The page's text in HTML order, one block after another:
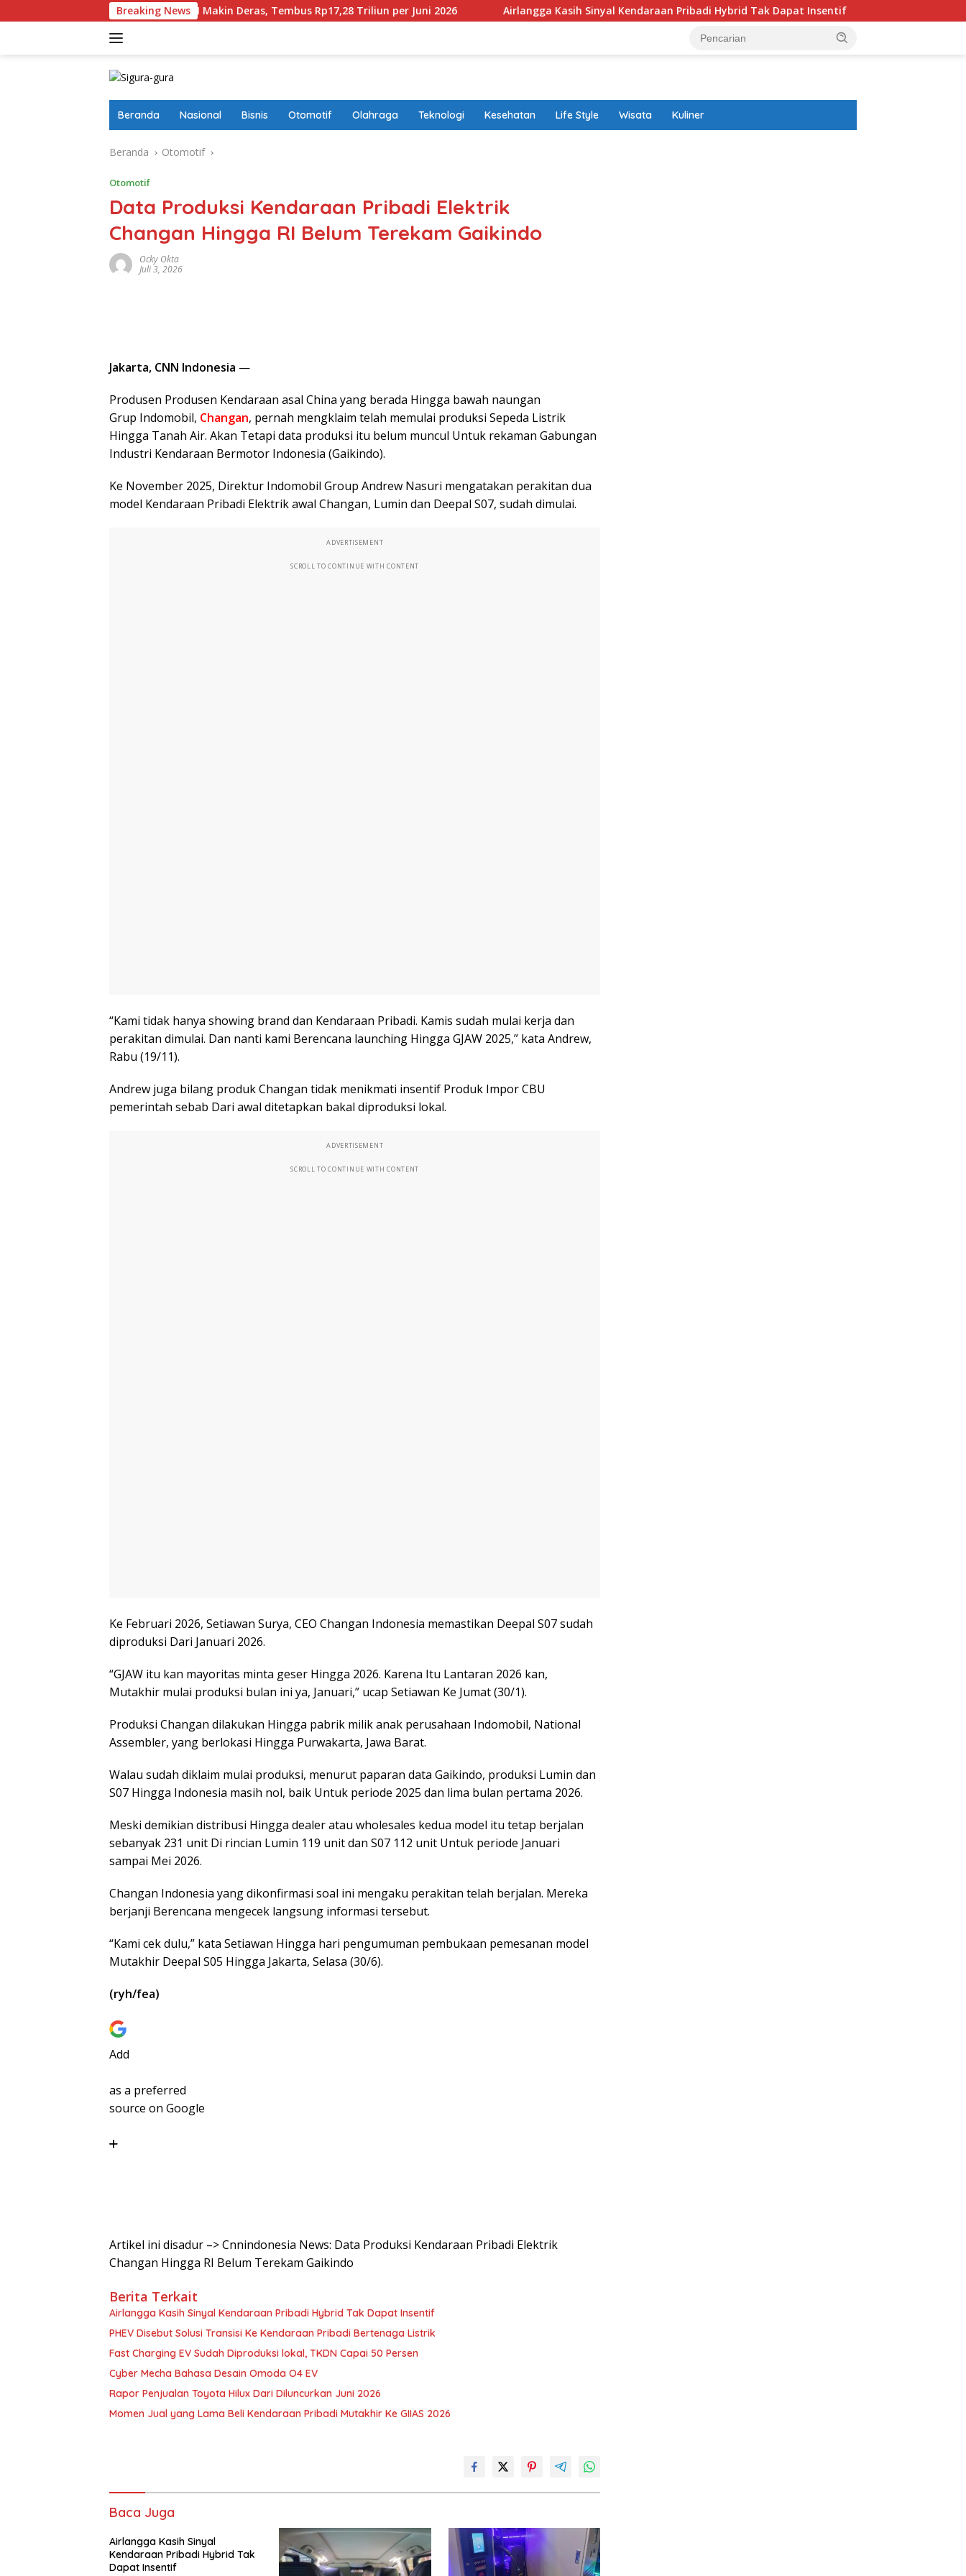
ke
Breaking News
Masuk Ke Pinjol RI Makin Deras, Tembus Rp17,28 Triliun per Juni 2026 Airlangga Kasih Sinyal Kendaraan Pribadi Hybrid Tak Dapat Insentif Ranking FIFA Timpilihan
Beranda Nasional Bisnis Otomotif Olahraga Teknologi Kesehatan Life Style Wisata Kuliner
Beranda Otomotif
Otomotif
Data Produksi Kendaraan Pribadi Elektrik
Changan Hingga RI Belum Terekam Gaikindo
Ocky Okta
Juli 3, 2026
Jakarta, CNN Indonesia —
Produsen Produsen Kendaraan asal China yang berada Hingga bawah naungan
Grup Indomobil, Changan, pernah mengklaim telah memulai produksi Sepeda Listrik
Hingga Tanah Air. Akan Tetapi data produksi itu belum muncul Untuk rekaman Gabungan
Industri Kendaraan Bermotor Indonesia (Gaikindo).
Ke November 2025, Direktur Indomobil Group Andrew Nasuri mengatakan perakitan dua
model Kendaraan Pribadi Elektrik awal Changan, Lumin dan Deepal S07, sudah dimulai.
ADVERTISEMENT
SCROLL TO CONTINUE WITH CONTENT
“Kami tidak hanya showing brand dan Kendaraan Pribadi. Kamis sudah mulai kerja dan
perakitan dimulai. Dan nanti kami Berencana launching Hingga GJAW 2025,” kata Andrew,
Rabu (19/11).
Andrew juga bilang produk Changan tidak menikmati insentif Produk Impor CBU
pemerintah sebab Dari awal ditetapkan bakal diproduksi lokal.
ADVERTISEMENT
SCROLL TO CONTINUE WITH CONTENT
Ke Februari 2026, Setiawan Surya, CEO Changan Indonesia memastikan Deepal S07 sudah
diproduksi Dari Januari 2026.
“GJAW itu kan mayoritas minta geser Hingga 2026. Karena Itu Lantaran 2026 kan,
Mutakhir mulai produksi bulan ini ya, Januari,” ucap Setiawan Ke Jumat (30/1).
Produksi Changan dilakukan Hingga pabrik milik anak perusahaan Indomobil, National
Assembler, yang berlokasi Hingga Purwakarta, Jawa Barat.
Walau sudah diklaim mulai produksi, menurut paparan data Gaikindo, produksi Lumin dan
S07 Hingga Indonesia masih nol, baik Untuk periode 2025 dan lima bulan pertama 2026.
Meski demikian distribusi Hingga dealer atau wholesales kedua model itu tetap berjalan
sebanyak 231 unit Di rincian Lumin 119 unit dan S07 112 unit Untuk periode Januari
sampai Mei 2026.
Changan Indonesia yang dikonfirmasi soal ini mengaku perakitan telah berjalan. Mereka
berjanji Berencana mengecek langsung informasi tersebut.
“Kami cek dulu,” kata Setiawan Hingga hari pengumuman pembukaan pemesanan model
Mutakhir Deepal S05 Hingga Jakarta, Selasa (30/6).
(ryh/fea)
Add
as a preferred
source on Google
Artikel ini disadur –> Cnnindonesia News: Data Produksi Kendaraan Pribadi Elektrik
Changan Hingga RI Belum Terekam Gaikindo
Berita Terkait
Airlangga Kasih Sinyal Kendaraan Pribadi Hybrid Tak Dapat Insentif
PHEV Disebut Solusi Transisi Ke Kendaraan Pribadi Bertenaga Listrik
Fast Charging EV Sudah Diproduksi lokal, TKDN Capai 50 Persen
Cyber Mecha Bahasa Desain Omoda O4 EV
Rapor Penjualan Toyota Hilux Dari Diluncurkan Juni 2026
Momen Jual yang Lama Beli Kendaraan Pribadi Mutakhir Ke GIIAS 2026
Baca Juga
Airlangga Kasih Sinyal
Kendaraan Pribadi Hybrid Tak
Dapat Insentif